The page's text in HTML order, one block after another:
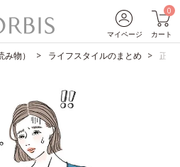
マイページ
0
カート
物） ライフスタイルのまとめ 正月